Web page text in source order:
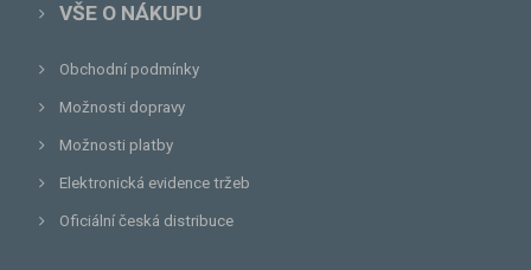
VŠE O NÁKUPU
Obchodní podmínky
Možnosti dopravy
Možnosti platby
Elektronická evidence tržeb
Oficiální česká distribuce